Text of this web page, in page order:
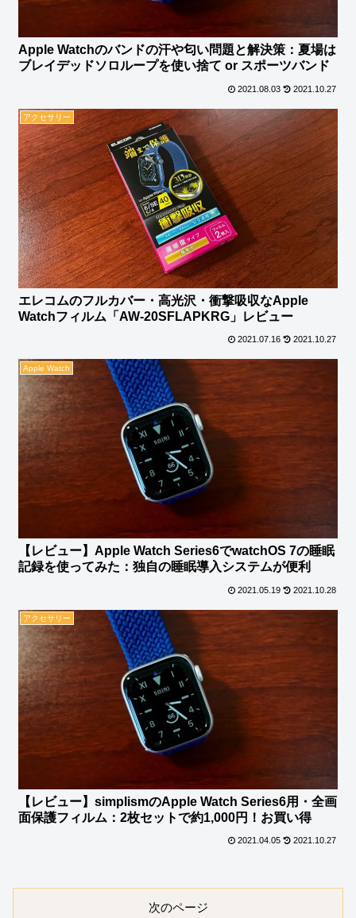
Apple Watchのバンドの汗や匂い問題と解決策：夏場は
ブレイデッドソロループを使い捨て or スポーツバンド
2021.08.03 2021.10.27
アクセサリー
エレコムのフルカバー・高光沢・衝撃吸収なApple
Watchフィルム「AW-20SFLAPKRG」レビュー
2021.07.16 2021.10.27
Apple Watch
【レビュー】Apple Watch Series6でwatchOS 7の睡眠
記録を使ってみた：独自の睡眠導入システムが便利
2021.05.19 2021.10.28
アクセサリー
【レビュー】simplismのApple Watch Series6用・全画
面保護フィルム：2枚セットで約1,000円！お買い得
2021.04.05 2021.10.27
次のページ